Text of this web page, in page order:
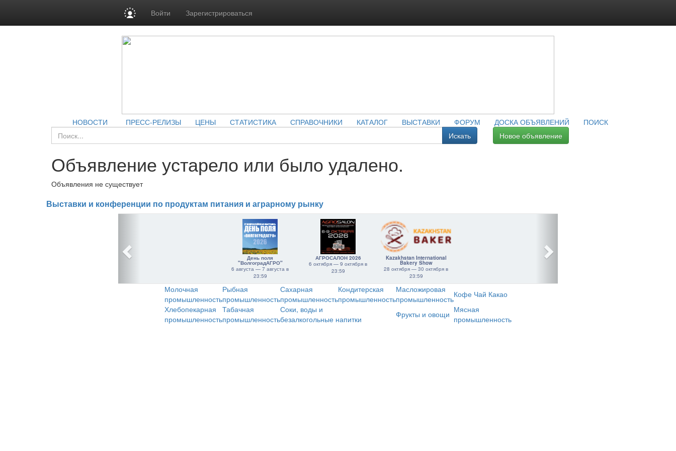
Войти Зарегистрироваться
НОВОСТИ ПРЕСС-РЕЛИЗЫ ЦЕНЫ СТАТИСТИКА СПРАВОЧНИКИ КАТАЛОГ ВЫСТАВКИ ФОРУМ ДОСКА ОБЪЯВЛЕНИЙ
ПОИСК
Искать
Новое объявление
Объявление устарело или было удалено.
Объявления не существует
Выставки и конференции по продуктам питания и аграрному рынку
День поля
"ВолгоградАГРО"
6 августа — 7 августа в
23:59
АГРОСАЛОН 2026
6 октября — 9 октября в
23:59
Kazakhstan International
Bakery Show
28 октября — 30 октября в
23:59
Молочная
промышленность
Рыбная
промышленность
Сахарная
промышленность
Кондитерская
промышленность
Масложировая
промышленностьКофе Чай Какао
Хлебопекарная
промышленность
Табачная
промышленность
Соки, воды и
безалкогольные напитки
Фрукты и овощи Мясная
промышленность